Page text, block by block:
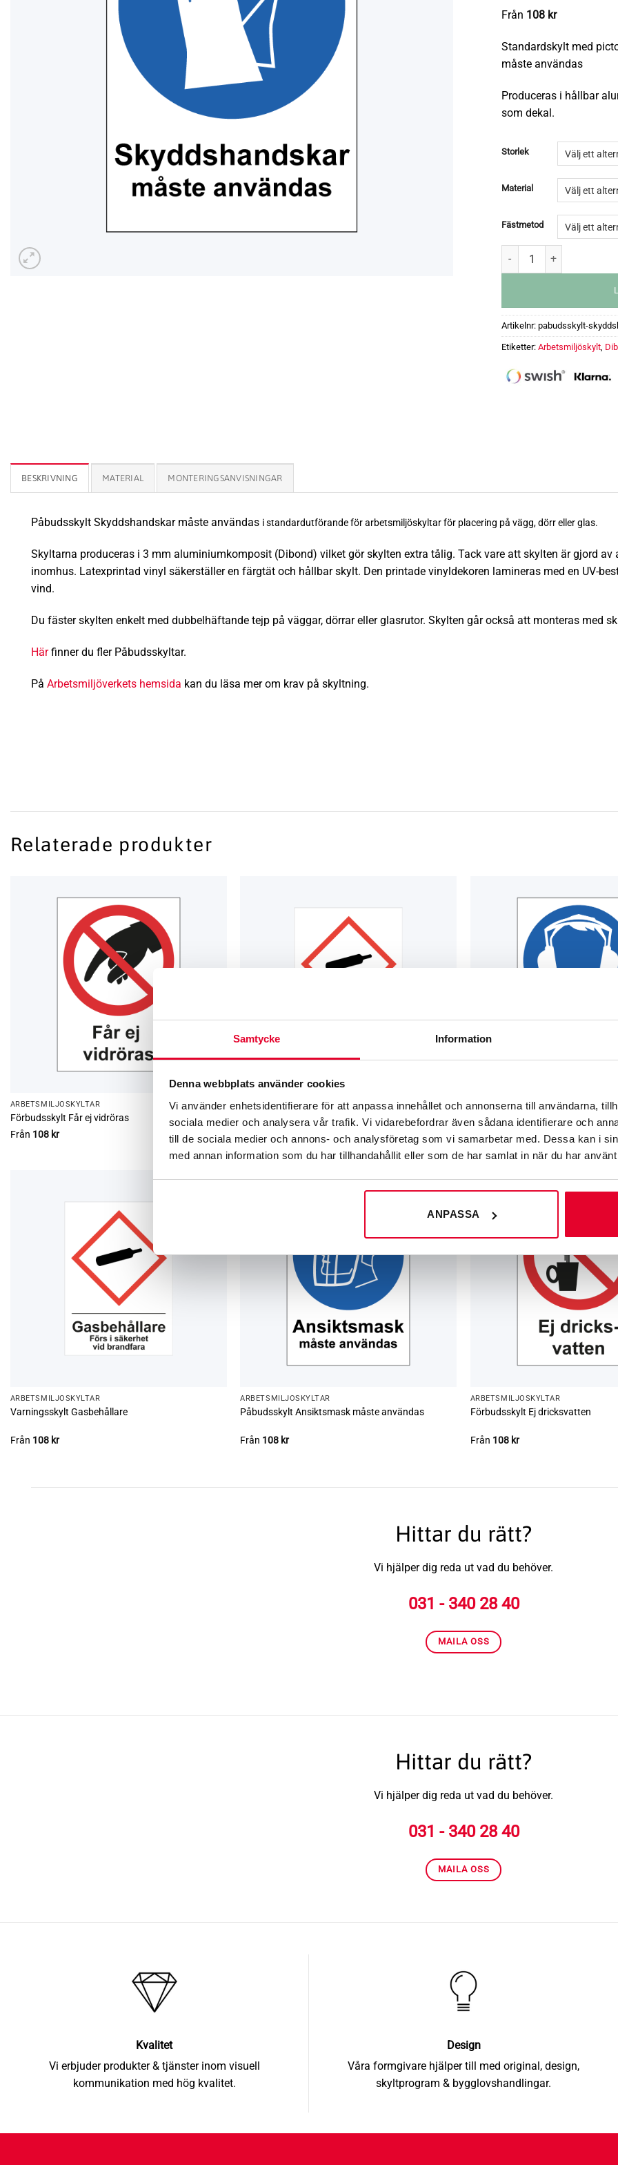
Samtycke Information
Denna webbplats använder cookies
Vi använder enhetsidentifierare för att anpassa innehållet och annonserna till användarna,
sociala medier och analysera vår trafik. Vi vidarebefordrar även sådana identifierare och
till de sociala medier och annons- och analysföretag som vi samarbetar med. Dessa kan i
med annan information som du har tillhandahållit eller som de har samlat in när du har
ANPASSA
Från 108 kr
Standardskylt med
måste användas
Produceras i hållbar
som dekal.
Storlek
Material
Fästmetod
Artikelnr: pabudsskylt-
Etiketter: Arbetsmiljöskylt
BESKRIVNING MATERIAL MONTERINGSANVISNINGAR
Påbudsskylt Skyddshandskar måste användas i standardutförande för arbetsmiljöskyltar för placering på vägg, dörr eller glas.
Skyltarna produceras i 3 mm aluminiumkomposit (Dibond) vilket gör skylten extra tålig. Tack vare att skylten är gjord
inomhus. Latexprintad vinyl säkerställer en färgtät och hållbar skylt. Den printade vinyldekoren lamineras med en UV-
vind.
Du fäster skylten enkelt med dubbelhäftande tejp på väggar, dörrar eller glasrutor. Skylten går också att monteras med
Här finner du fler Påbudsskyltar.
På Arbetsmiljöverkets hemsida kan du läsa mer om krav på skyltning.
Relaterade produkter
ARBETSMILJÖ­­SKYLTAR
Förbudsskylt Får ej vidröras
Från 108 kr
ARBETSMILJÖ­­SKYLTAR
Varningsskylt Gaser
Från108kr
ARBETSMILJÖ­­SKYLTAR
Påbudsskylt Hörselskydd måste
Från108kr
ARBETSMILJÖ­­SKYLTAR
Varningsskylt Gasbehållare
Från 108 kr
ARBETSMILJÖ­­SKYLTAR
Påbudsskylt Ansiktsmask måste användas
Från 108 kr
ARBETSMILJÖ­­SKYLTAR
Förbudsskylt Ej dricksvatten
Från 108 kr
Hittar du rätt?
Vi hjälper dig reda ut vad du behöver.
031 - 340 28 40
MAILA OSS
Hittar du rätt?
Vi hjälper dig reda ut vad du behöver.
031 - 340 28 40
MAILA OSS
Kvalitet
Vi erbjuder produkter & tjänster inom visuell
kommunikation med hög kvalitet.
Design
Våra formgivare hjälper till med original, design,
skyltprogram & bygglovshandlingar.